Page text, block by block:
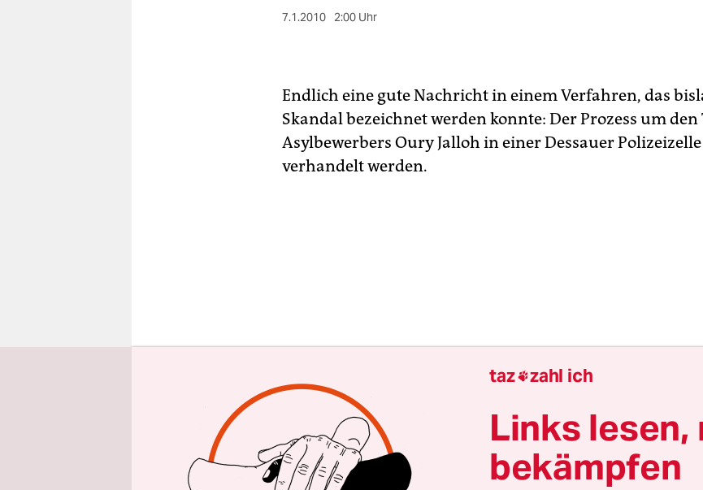
7.1.2010 2:00 Uhr
Endlich eine gute Nachricht in einem Verfahren, das
Skandal bezeichnet werden konnte: Der Prozess um den
Asylbewerbers Oury Jalloh in einer Dessauer
verhandelt werden.
taz zahl ich
Links lesen,
bekämpfen